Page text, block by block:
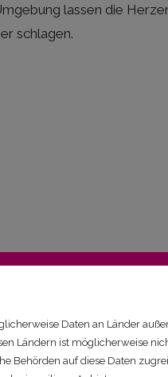
lassen die
schlagen.
Daten an Länder
Ländern ist möglicherweise
Behörden auf diese Daten